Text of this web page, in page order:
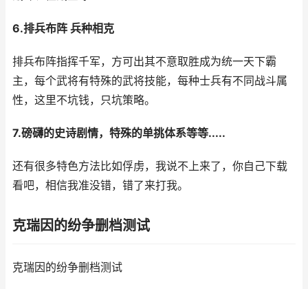
6.排兵布阵 兵种相克
排兵布阵指挥千军，方可出其不意取胜成为统一天下霸
主，每个武将有特殊的武将技能，每种士兵有不同战斗属
性，这里不坑钱，只坑策略。
7.磅礴的史诗剧情，特殊的单挑体系等等.....
还有很多特色方法比如俘虏，我说不上来了，你自己下载
看吧，相信我准没错，错了来打我。
克瑞因的纷争删档测试
克瑞因的纷争删档测试